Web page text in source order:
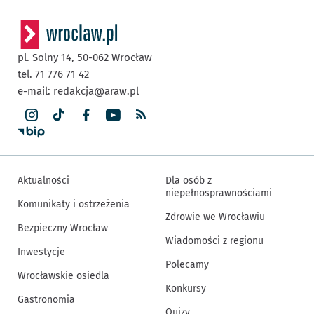
pl. Solny 14, 50-062 Wrocław
tel. 71 776 71 42
e-mail: redakcja@araw.pl
Aktualności
Komunikaty i ostrzeżenia
Bezpieczny Wrocław
Inwestycje
Wrocławskie osiedla
Gastronomia
Dla osób z
niepełnosprawnościami
Zdrowie we Wrocławiu
Wiadomości z regionu
Polecamy
Konkursy